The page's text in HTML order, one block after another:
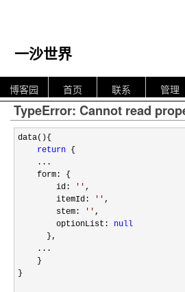
一沙世界
博客园 首页 联系 管理
TypeError: Cannot read
data(){
return {
    ...
    form: {
        id:
'' ,
        itemId:
'' ,
        stem:
'' ,
        optionList:
null
      },
    ...
    }
}